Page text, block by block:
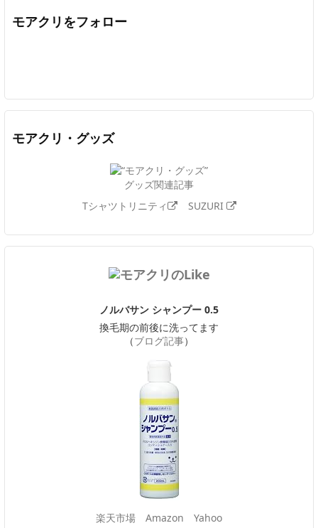
モアクリをフォロー
モアクリ・グッズ
グッズ関連記事
Tシャツトリニティ
SUZURI
ノルバサン シャンプー 0.5
換毛期の前後に洗ってます
（ブログ記事）
楽天市場 Amazon Yahoo